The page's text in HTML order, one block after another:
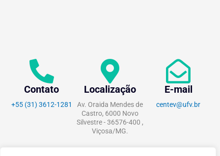
Contato
+55 (31) 3612-1281
Localização
Av. Oraida Mendes de
Castro, 6000 Novo
Silvestre - 36576-400 ,
Viçosa/MG.
E-mail
centev@ufv.br